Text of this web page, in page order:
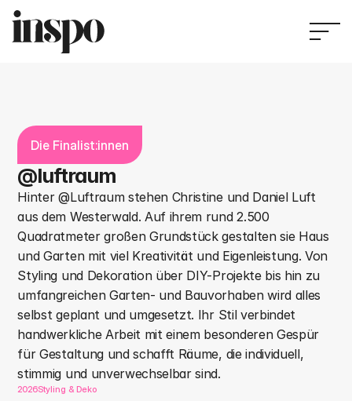
Die Finalist:innen
@luftraum
Hinter @Luftraum stehen Christine und Daniel Luft
aus dem Westerwald. Auf ihrem rund 2.500
Quadratmeter großen Grundstück gestalten sie Haus
und Garten mit viel Kreativität und Eigenleistung. Von
Styling und Dekoration über DIY-Projekte bis hin zu
umfangreichen Garten- und Bauvorhaben wird alles
selbst geplant und umgesetzt. Ihr Stil verbindet
handwerkliche Arbeit mit einem besonderen Gespür
für Gestaltung und schafft Räume, die individuell,
stimmig und unverwechselbar sind.
2026Styling & Deko